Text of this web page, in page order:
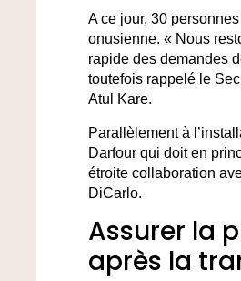
A ce jour, 30
onusienne. « Nous
rapide des demandes
toutefois rappelé le
Atul Kare.
Parallèlement à
Darfour qui doit en
étroite collaboration
DiCarlo.
Assurer la
après la